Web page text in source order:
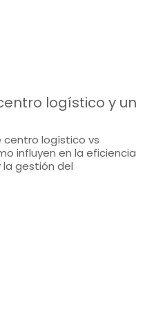
logístico y un
centro logístico vs
influyen en la eficiencia
gestión del